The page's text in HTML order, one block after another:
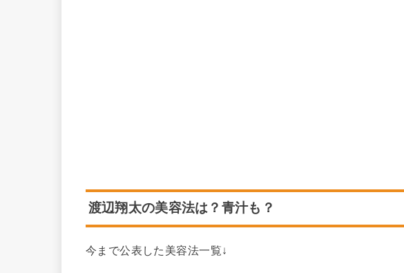
渡辺翔太の美容法は？青汁も？
今まで公表した美容法一覧↓